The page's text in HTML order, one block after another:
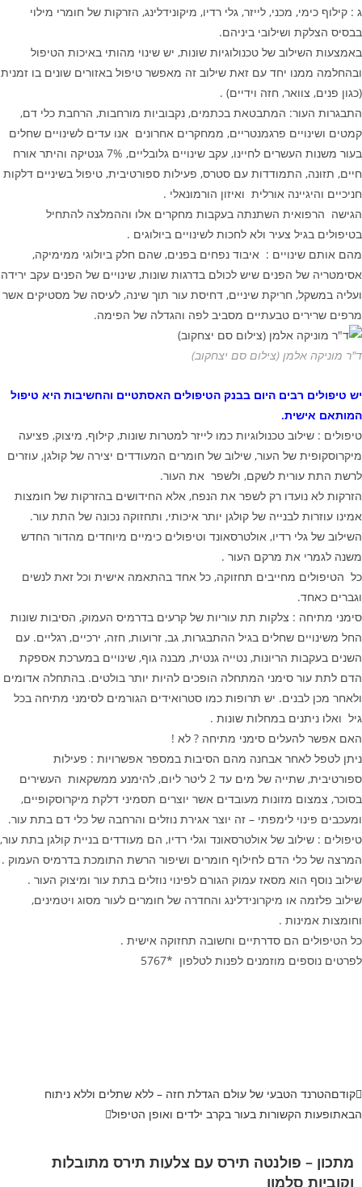
ג : קילוף כימי, מכני, לייזר, גלי רדיו, מיקונידלינג, הזרקות של חומרי מילוי
בבסיס הצלקת ושילובי ביניהם.
באמצעות השילוב של טכנולוגיות שונות, יש שינוי מהותי באיכות הטיפול
ובהחלמה ממנו יחד עם זאת שילוב זה מאפשר טיפול באזורים שונים בו זמנית
(כגון פנים, צוואר, חזה וידיים) .
התבגרות העור: המתבטאת בכתמים, נקבוביות מורחבות, הרחבת כלי דם,
קמטים ושינויים פרגמנטריים, ממחקרים אחרונים אנו עדים לשינויים שחלים
בעור משנות העשרים לחיינו, עקב שינויים גלובליים, 7% גנטיקה והיתר אורח
חיים, תזונה, התמודדות עם סטרס, פעילות ספורטיבית, טיפול בשיניים דלקות
חניכיים והיגיינה אורלית ואיזון הורמונאלי .
הגישה הרפואית השתנתה בעקבות מחקרים אלו וההמלצה להתחיל
בטיפולים בגיל צעיר ולא לחכות לשינויים ביולוגים .
מהם אותם שינויים : איבוד נפחים בפנים, שהם חלק ביולוגי ממימיקה,
אסימטריה של הפנים שיש לכולם בדרגות שונות, שינויים של הפנים עקב ירידה
ועליה במשקל, חריקת שיניים, דחיסת עור תוך שינה, לעיסה של מסטיקים אשר
מרפים שרירים טבעתיים מסביב לפה והגדלה של הפימה.
ד"ר מוניקה אלמן (צילום סם יצחקוב)
יש טיפולים רבים היום בבנק הטיפולים האסתטיים והחשיבות היא טיפול
המותאם אישית.
טיפולים : שילוב טכנולוגיות כמו לייזר למטרות שונות, קילוף, מיצוק, פציעה
מיקרוסקופית של העור, שילוב של חומרים המעודדים יצירה של קולגן, עוזרים
לרשת התת עורית לשקם, ולשפר את העור.
הזרקות לא נועדו רק לשפר את הנפח, אלא החידושים בהזרקות של חומצות
אמינו עוזרות לבנייה של קולגן יותר איכותי, ותחזוקה נכונה של התת עור.
השילוב של גלי רדיו, אולטרסאונד וטיפולים כימיים מיוחדים מהדור החדש
משנה לגמרי את מרקם העור .
כל הטיפולים מחייבים תחזוקה, כל אחד בהתאמה אישית וכל זאת לנשים
וגברים כאחד.
סימני מתיחה : צלקות תת עוריות של קרעים בדרמיס העמוק, הסיבות שונות
החל משינויים שחלים בגיל ההתבגרות, גב, זרועות, חזה, ירכיים, רגליים. עם
השנים בעקבות הריונות, נטייה גנטית, מבנה גוף, שינויים במערכת אספקת
הדם לתת עור סימני המתחלה הופכים להיות יותר בולטים. בהתחלה אדומים
ולאחר מכן לבנים. יש תרופות כמו סטרואידים הגורמים לסימני מתיחה בכל
גיל ואלו ניתנים במחלות שונות .
האם אפשר להעלים סימני מתיחה ? לא !
ניתן לטפל לאחר אבחנה מהם הסיבות במספר אפשרויות : פעילות
ספורטיבית, שתייה של מים עד 2 ליטר ליום, להימנע ממשקאות העשירים
בסוכר, צמצום מזונות מעובדים אשר יוצרים תסמיני דלקת מיקרוסקופיים,
ומעכבים פינוי לימפתי – זה יוצר אגירת נוזלים והרחבה של כלי דם בתת עור.
טיפולים : שילוב של אולטרסאונד וגלי רדיו, הם מעודדים בניית קולגן בתת עור,
המרצה של כלי הדם לחילוף חומרים ושיפור הרשת התומכת בדרמיס העמוק .
שילוב נוסף הוא מסאז עמוק הגורם לפינוי נוזלים בתת עור ומיצוק העור .
שילוב פלזמה או מיקרונידלינג והחדרה של חומרים לעור מסוג ויטמינים,
וחומצות אמינות .
כל הטיפולים הם סדרתיים וחשובה תחזוקה אישית .
לפרטים נוספים מוזמנים לפנות לטלפון *5767
קודםהטרנד הטבעי של עולם הגדלת חזה – ללא שתלים וללא ניתוח
הבאתופעות הקשורות בעור בקרב ילדים ואופן הטיפול
מתכון – פולנטה תירס עם צלעות תירס מתובלות
וקוביות סלמון